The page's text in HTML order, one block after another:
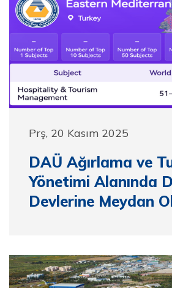
Prş, 20 Kasım 2025
DAÜ Ağırlama ve
Yönetimi Alanında
Devlerine Meydan